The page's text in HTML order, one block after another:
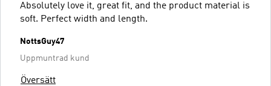
Absolutely love it, great fit, and the product material is
soft. Perfect width and length.
NottsGuy47
Uppmuntrad kund
Översätt